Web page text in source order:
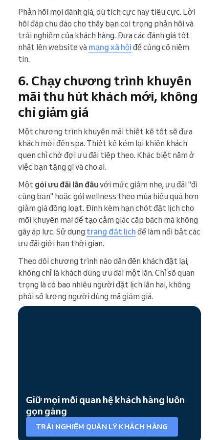
Phản hồi mọi đánh giá, dù tích cực hay tiêu cực. Lời
hồi đáp chu đáo cho thấy bạn coi trọng phản hồi và
trải nghiệm của khách hàng. Đưa các đánh giá tốt
nhất lên website và mạng xã hội để củng cố niềm
tin.
6. Chạy chương trình khuyến
mãi thu hút khách mới, không
chỉ giảm giá
Một chương trình khuyến mãi thiết kế tốt sẽ đưa
khách mới đến spa. Thiết kế kém lại khiến khách
quen chỉ chờ đợi ưu đãi tiếp theo. Khác biệt nằm ở
việc bạn tặng gì và cho ai.
Một gói ưu đãi lần đầuvới mức giảm nhẹ, ưu đãi "đi
cùng bạn" hoặc gói wellness theo mùa hiệu quả hơn
giảm giá đồng loạt. Đính kèm hạn chót đặt lịch cho
mỗi khuyến mãi để tạo cảm giác cấp bách mà không
gây áp lực. Sử dụng trang đặt lịch để làm nổi bật các
ưu đãi giới hạn thời gian.
Theo dõi chương trình nào dẫn đến khách đặt lại,
không chỉ là khách dùng ưu đãi một lần. Chỉ số quan
trọng là có bao nhiêu người đặt lịch lần hai, không
phải số lượng người dùng mã giảm giá.
Giữ mọi mối quan hệ khách hàng luôn
gọn gàng
TRẢI NGHIỆM QUẢN LÝ KHÁCH HÀNG